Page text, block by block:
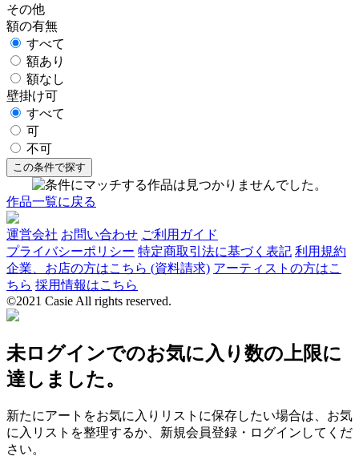
その他
額の有無
すべて
額あり
額なし
壁掛け可
すべて
可
不可
作品一覧に戻る
運営会社 お問い合わせ ご利用ガイド
プライバシーポリシー 特定商取引法に基づく表記 利用規約
企業、お店の方はこちら (資料請求) アーティストの方はこ
ちら 採用情報はこちら
©2021 Casie All rights reserved.
未ログインでのお気に入り数の上限に
達しました。
新たにアートをお気に入りリストに保存したい場合は、お気
に入リストを整理するか、新規会員登録・ログインしてくだ
さい。